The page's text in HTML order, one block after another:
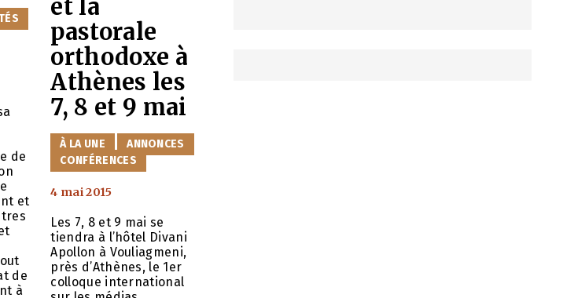
de
et
de
à
et la
pastorale
orthodoxe à
Athènes les
7, 8 et 9 mai
CATÉGORIES
À LA UNE
ANNONCES
CONFÉRENCES
4 mai 2015
Les 7, 8 et 9 mai se
tiendra à l’hôtel Divani
Apollon à Vouliagmeni,
près d’Athènes, le 1er
colloque international